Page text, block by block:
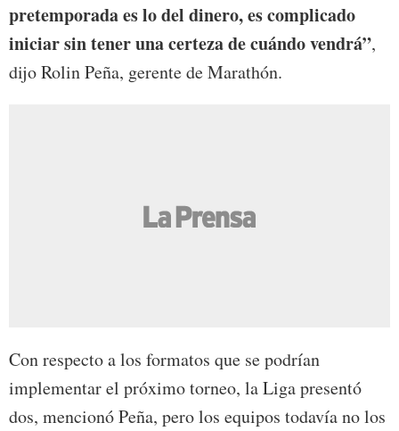
pretemporada es lo del dinero, es complicado
iniciar sin tener una certeza de cuándo vendrá”,
dijo Rolin Peña, gerente de Marathón.
Con respecto a los formatos que se podrían
implementar el próximo torneo, la Liga presentó
dos, mencionó Peña, pero los equipos todavía no los